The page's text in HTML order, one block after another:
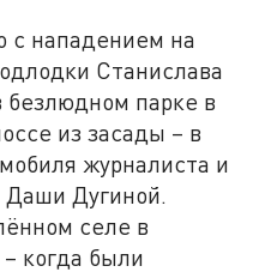
с нападением на
Станислава
парке в
из засады – в
журналиста и
Даши Дугиной.
селе в
когда были